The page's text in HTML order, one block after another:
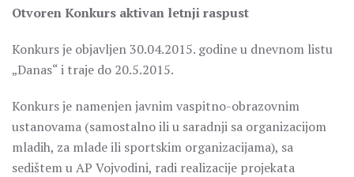
Otvoren Konkurs aktivan letnji raspust
Konkurs je objavljen 30.04.2015. godine u dnevnom listu
„Danas“ i traje do 20.5.2015.
Konkurs je namenjen javnim vaspitno-obrazovnim
ustanovama (samostalno ili u saradnji sa organizacijom
mladih, za mlade ili sportskim organizacijama), sa
sedištem u AP Vojvodini, radi realizacije projekata